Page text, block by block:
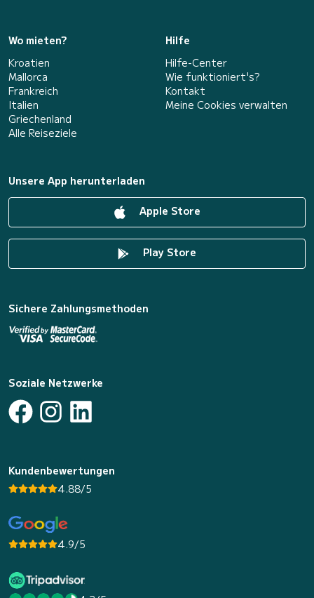
Wo mieten?
Kroatien
Mallorca
Frankreich
Italien
Griechenland
Alle Reiseziele
Hilfe
Hilfe-Center
Wie funktioniert's?
Kontakt
Meine Cookies verwalten
Unsere App herunterladen
Apple Store
Play Store
Sichere Zahlungsmethoden
Soziale Netzwerke
Kundenbewertungen
4.88/5
4.9/5